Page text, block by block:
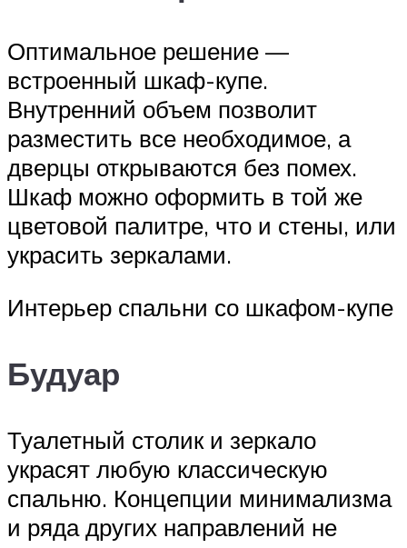
Оптимальное решение —
встроенный шкаф-купе.
Внутренний объем позволит
разместить все необходимое, а
дверцы открываются без помех.
Шкаф можно оформить в той же
цветовой палитре, что и стены, или
украсить зеркалами.
Интерьер спальни со шкафом-купе
Будуар
Туалетный столик и зеркало
украсят любую классическую
спальню. Концепции минимализма
и ряда других направлений не